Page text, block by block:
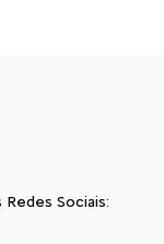
Sociais: